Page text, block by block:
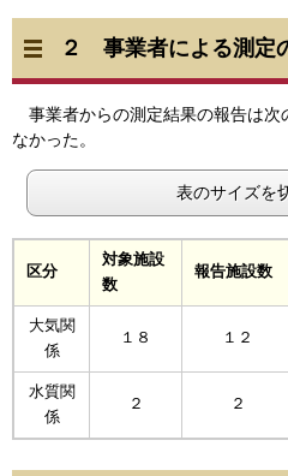
２ 事業者による測定
事業者からの測定結果の報告は次
なかった。
表のサイズを
区分
対象施設
数
報告施設数
大気関
係
１８ １２
水質関
係
２ ２